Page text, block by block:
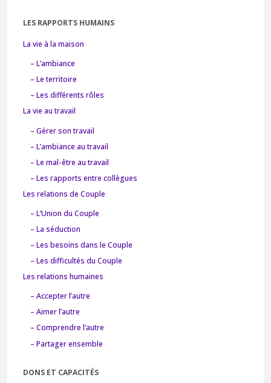
LES RAPPORTS HUMAINS
La vie à la maison
– L’ambiance
– Le territoire
– Les différents rôles
La vie au travail
– Gérer son travail
– L’ambiance au travail
– Le mal-être au travail
– Les rapports entre collègues
Les relations de Couple
– L’Union du Couple
– La séduction
– Les besoins dans le Couple
– Les difficultés du Couple
Les relations humaines
– Accepter l’autre
– Aimer l’autre
– Comprendre l’autre
– Partager ensemble
DONS ET CAPACITÉS